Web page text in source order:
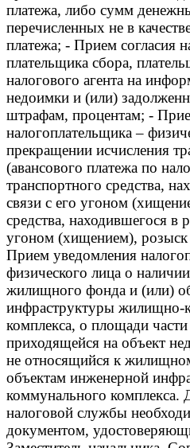
платежа, либо сумм
перечисленных не в
платежа; - Прием согласия
плательщика сбора,
налогового агента на
недоимки и (или)
штрафам, процентам; -
налогоплательщика –
прекращении исчисления
(авансового платежа по
транспортного средства,
связи с его угоном
средства, находившегося в
угоном (хищением),
Прием уведомления
физического лица о
жилищного фонда и (или)
инфраструктуры жилищно-
комплекса, о площади части
приходящейся на объект
не относящийся к
объектам инженерной
коммунального комплекса.
налоговой службы
документом,